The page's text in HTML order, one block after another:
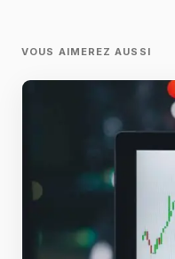
VOUS AIMEREZ AUSSI